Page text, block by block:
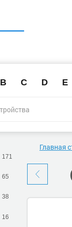
B C D E
171
65
38
16
Главная